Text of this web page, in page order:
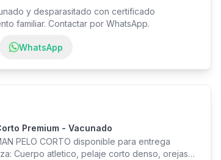
y desparasitado con certificado
familiar. Contactar por WhatsApp.
WhatsApp
Premium - Vacunado
PELO CORTO disponible para entrega
Cuerpo atletico, pelaje corto denso, orejas